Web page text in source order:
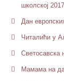
школској
Дан
Читалићи у
Светосавска
Мамама на